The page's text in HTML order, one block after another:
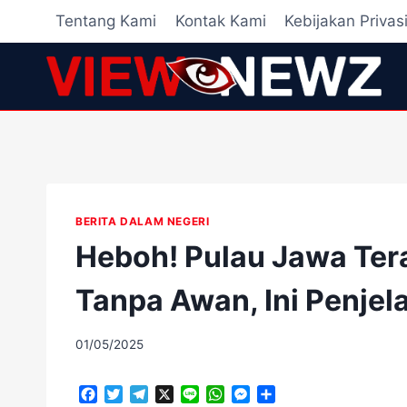
content
Tentang Kami Kontak Kami Kebijakan Privasi
BERITA DALAM NEGERI
Heboh! Pulau Jawa
Tanpa Awan, Ini
By
01/05/2025
W
M